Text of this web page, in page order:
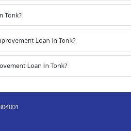
Tonk?
Loan In Tonk?
Loan In Tonk?